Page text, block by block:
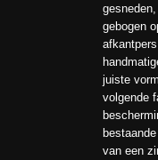
gebogen
juiste
volgende
van een